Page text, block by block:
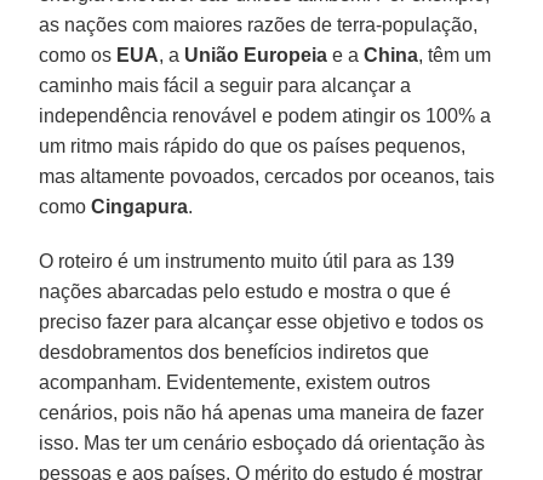
as nações com maiores razões de terra-população,
como os EUA, a União Europeia e aChina, têm um
caminho mais fácil a seguir para alcançar a
independência renovável e podem atingir os 100% a
um ritmo mais rápido do que os países pequenos,
mas altamente povoados, cercados por oceanos, tais
comoCingapura.
O roteiro é um instrumento muito útil para as 139
nações abarcadas pelo estudo e mostra o que é
preciso fazer para alcançar esse objetivo e todos os
desdobramentos dos benefícios indiretos que
acompanham. Evidentemente, existem outros
cenários, pois não há apenas uma maneira de fazer
isso. Mas ter um cenário esboçado dá orientação às
pessoas e aos países. O mérito do estudo é mostrar